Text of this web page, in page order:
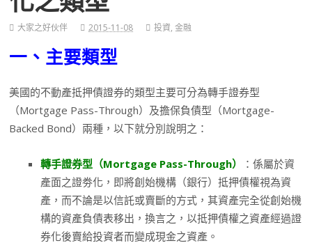
大家之好伙伴 2015-11-08 投資,金融
一、主要類型
美國的不動產抵押債證券的類型主要可分為轉手證券型
（Mortgage Pass-Through）及擔保負債型（Mortgage-
Backed Bond）兩種，以下就分別說明之：
轉手證券型（Mortgage Pass-Through）
：係屬於資
產面之證劵化，即將創始機構（銀行）抵押債權視為資
產，而不論是以信託或賣斷的方式，其資產完全從創始機
構的資產負債表移出，換言之，以抵押債權之資產經過證
券化後賣給投資者而變成現金之資產。